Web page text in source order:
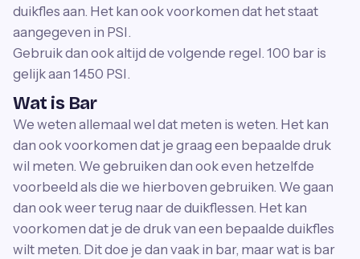
duikfles aan. Het kan ook voorkomen dat het staat
aangegeven in PSI.
Gebruik dan ook altijd de volgende regel. 100 bar is
gelijk aan 1450 PSI.
Wat is Bar
We weten allemaal wel dat meten is weten. Het kan
dan ook voorkomen dat je graag een bepaalde druk
wil meten. We gebruiken dan ook even hetzelfde
voorbeeld als die we hierboven gebruiken. We gaan
dan ook weer terug naar de duikflessen. Het kan
voorkomen dat je de druk van een bepaalde duikfles
wilt meten. Dit doe je dan vaak in bar, maar wat is bar